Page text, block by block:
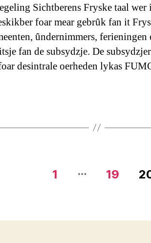
Sichtberens Fryske taal wer
foar mear gebrûk fan it
ûndernimmers,
fan de subsydzje. De
desintrale oerheden lykas
1 … 19